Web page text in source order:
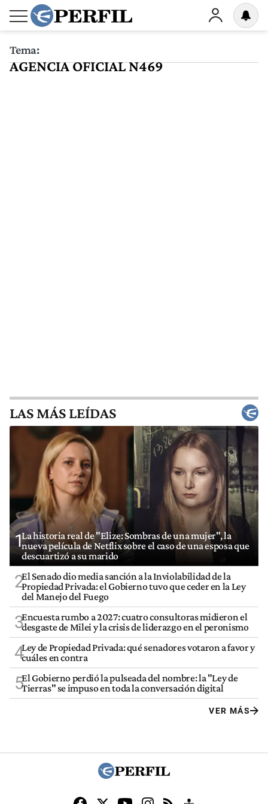
Tema:
AGENCIA OFICIAL N469
LAS MÁS LEÍDAS
1La historia real de "Elize: Sombras de una mujer", la
nueva película de Netflix sobre el caso de una esposa que
descuartizó a su marido
2El Senado dio media sanción a la Inviolabilidad de la
Propiedad Privada: el Gobierno tuvo que ceder en la Ley
del Manejo del Fuego
3Encuesta rumbo a 2027: cuatro consultoras midieron el
desgaste de Milei y la crisis de liderazgo en el peronismo
4Ley de Propiedad Privada: qué senadores votaron a favor y
cuáles en contra
5El Gobierno perdió la pulseada del nombre: la "Ley de
Tierras" se impuso en toda la conversación digital
VER MÁS